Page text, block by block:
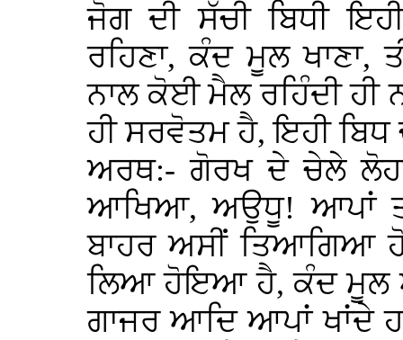
ਜੋਗ ਦੀ ਸੱਚੀ ਬਿਧੀ
ਰਹਿਣਾ, ਕੰਦ ਮੂਲ ਖਾਣਾ,
ਨਾਲ ਕੋਈ ਮੈਲ ਰਹਿੰਦੀ ਹੀ
ਹੀ ਸਰਵੋਤਮ ਹੈ, ਇਹੀ ਬਿਧ
ਅਰਥ:- ਗੋਰਖ ਦੇ ਚੇਲੇ
ਆਖਿਆ, ਅਉਧੂ! ਆਪਾਂ ਤਾਂ
ਬਾਹਰ ਅਸੀਂ ਤਿਆਗਿਆ
ਲਿਆ ਹੋਇਆ ਹੈ, ਕੰਦ ਮੂਲ
ਗਾਜਰ ਆਦਿ ਆਪਾਂ ਖਾਂਦੇ